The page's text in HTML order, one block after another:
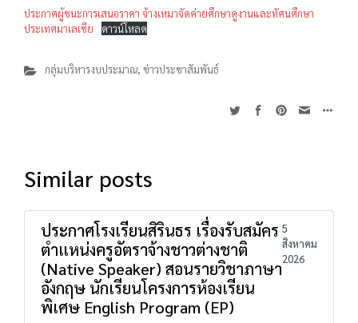
ประกาศผู้ชนะการเสนอราคา จ้างเหมาจัดค่ายศึกษาดูงานและทัศนศึกษา
ประเทศมาเลเซีย
ดาวน์โหลด
กลุ่มบริหารงบประมาณ, ข่าวประชาสัมพันธ์
Similar posts
ประกาศโรงเรียนสิรินธร เรื่องรับสมัคร
ตำแหน่งครูอัตราจ้างชาวต่างชาติ
(Native Speaker) สอนรายวิชาภาษา
อังกฤษ นักเรียนโครงการห้องเรียน
พิเศษ English Program (EP)
5
สิงหาคม
2026